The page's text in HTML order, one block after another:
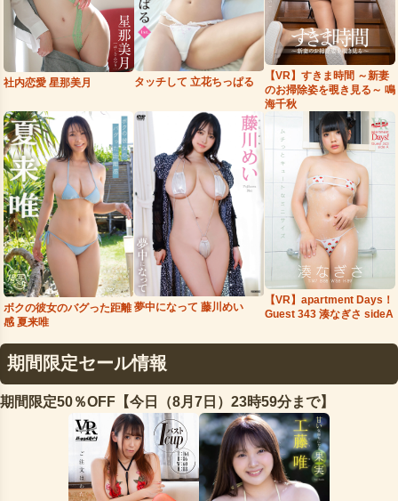
社内恋愛 星那美月 タッチして 立花ちっぱる
【VR】すきま時間 ～新妻
のお掃除姿を覗き見る～ 鳴
海千秋
ボクの彼女のバグった距離
感 夏来唯
夢中になって 藤川めい
【VR】apartment Days！
Guest 343 湊なぎさ sideA
期間限定セール情報
期間限定50％OFF【今日（8月7日）23時59分まで】